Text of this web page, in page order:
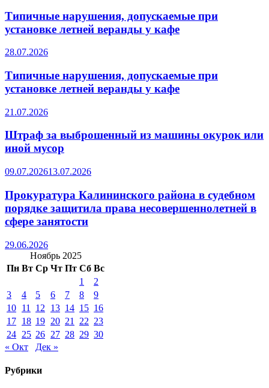
Типичные нарушения, допускаемые при
установке летней веранды у кафе
28.07.2026
Типичные нарушения, допускаемые при
установке летней веранды у кафе
21.07.2026
Штраф за выброшенный из машины окурок или
иной мусор
09.07.202613.07.2026
Прокуратура Калининского района в судебном
порядке защитила права несовершеннолетней в
сфере занятости
29.06.2026
Ноябрь 2025
Пн Вт Ср Чт Пт Сб Вс
1
2
3
4 5 6 7 8
9
10 11 12 13 14 15 16
17 18 19 20 21 22 23
24 25 26 27 28 29 30
« Окт
Дек »
Рубрики